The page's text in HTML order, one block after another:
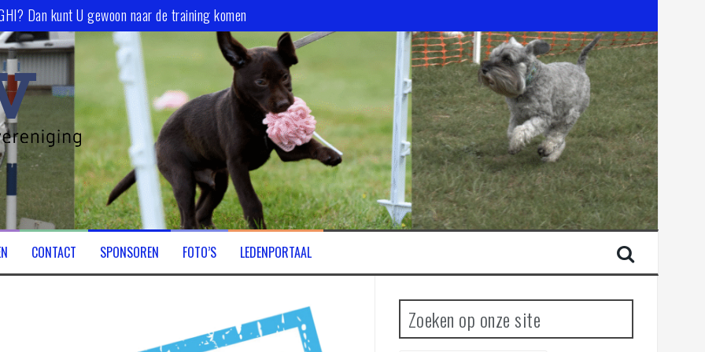
Dan kunt U gewoon naar de training komen
CONTACT SPONSOREN FOTO’S LEDENPORTAAL
Zoeken op onze site